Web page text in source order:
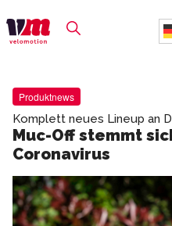
Produktnews
Komplett neues Lineup an
Muc-Off stemmt
Coronavirus